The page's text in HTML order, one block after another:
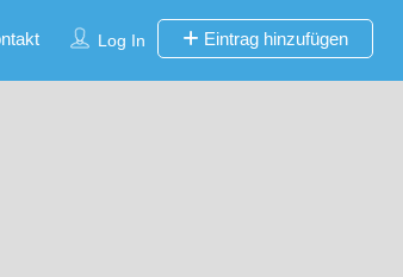
Log In Eintrag hinzufügen